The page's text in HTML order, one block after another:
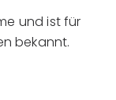
und ist für
bekannt.